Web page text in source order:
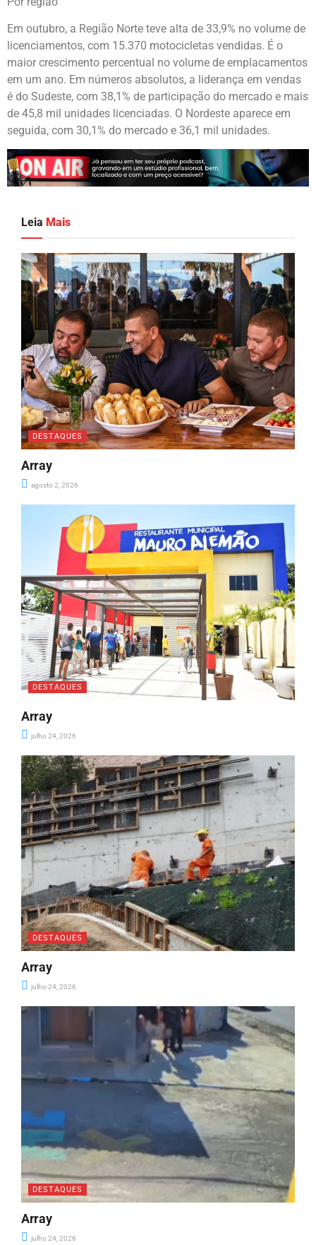
Em outubro, a Região Norte teve alta de 33,9% no volume de
licenciamentos, com 15.370 motocicletas vendidas. É o
maior crescimento percentual no volume de emplacamentos
em um ano. Em números absolutos, a liderança em vendas
é do Sudeste, com 38,1% de participação do mercado e mais
de 45,8 mil unidades licenciadas. O Nordeste aparece em
seguida, com 30,1% do mercado e 36,1 mil unidades.
Leia Mais
DESTAQUES
Array
agosto 2, 2026
DESTAQUES
Array
julho 24, 2026
DESTAQUES
Array
julho 24, 2026
DESTAQUES
Array
julho 24, 2026